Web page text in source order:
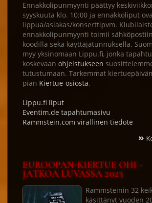
Ennakkolipunmyynti päättyy
syyskuuta klo. 10:00 ja ennakkoliput
lippua/asiakas/konserttipvm.
ennakkolipunmyynti toimii
koodilla sekä käyttäjätunnuksella.
myy yksinomaan Lippu.fi, jonka
koskevaan ohjeistukseen
tutustumaan. Tarkemmat
pian Kiertue-osiosta.
Lippu.fi liput
Eventim.de tapahtumasivu
Rammstein.com virallinen tiedote
»
EUROOPAN-KIERTUE OHI -
JATKOA LUVASSA 2023
Rammsteinin 32
käsittänyt vuoden